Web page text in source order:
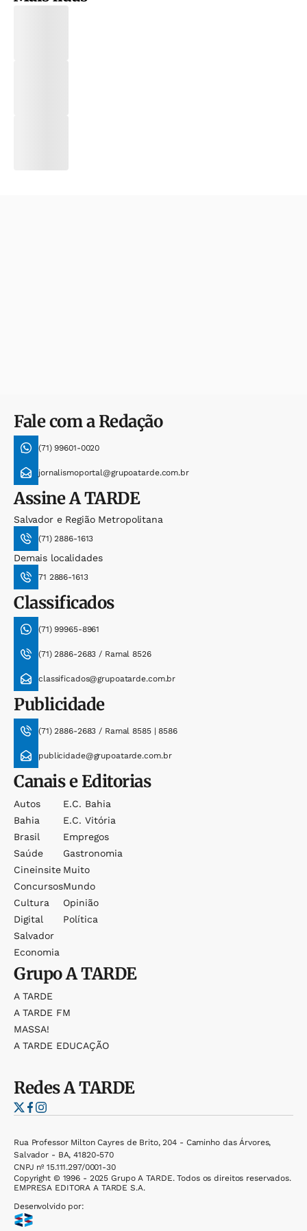
Fale com a Redação
(71) 99601-0020
jornalismoportal@grupoatarde.com.br
AssineA TARDE
Salvador e Região Metropolitana
(71) 2886-1613
Demais localidades
71 2886-1613
Classificados
(71) 99965-8961
(71) 2886-2683 / Ramal 8526
classificados@grupoatarde.com.br
Publicidade
(71) 2886-2683 / Ramal 8585 | 8586
publicidade@grupoatarde.com.br
Canais e Editorias
Autos
Bahia
Brasil
Saúde
Cineinsite
Concursos
Cultura
Digital
Salvador
Economia
E.c. Bahia
E.c. Vitória
Empregos
Gastronomia
Muito
Mundo
Opinião
Política
GrupoA TARDE
A TARDE
A TARDE FM
MASSA!
A TARDE EDUCAÇÃO
RedesA TARDE
Rua Professor Milton Cayres de Brito, 204 - Caminho das Árvores,
Salvador - BA, 41820-570
CNPJ nº 15.111.297/0001-30
Copyright © 1996 - 2025 Grupo A TARDE. Todos os direitos reservados.
EMPRESA EDITORA A TARDE S.A.
Desenvolvido por: